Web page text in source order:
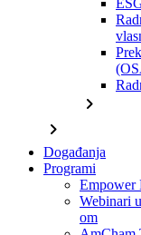
chevron_right
chevron_right
Događanja
Programi
Empower
Webinari
om